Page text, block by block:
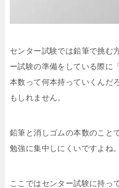
センター試験では鉛筆で挑む
ー試験の準備をしている際に
本数って何本持っていくんだ
もしれません。
鉛筆と消しゴムの本数のこと
勉強に集中しにくいですよね。
ここではセンター試験に持っ